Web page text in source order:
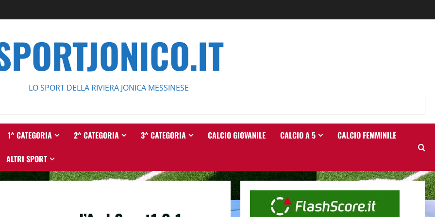
LO SPORT DELLA RIVIERA JONICA MESSINESE
1^ CATEGORIA 2^ CATEGORIA 3^ CATEGORIA CALCIO GIOVANILE CALCIO A 5 CALCIO FEMMINILE
ALTRI SPORT